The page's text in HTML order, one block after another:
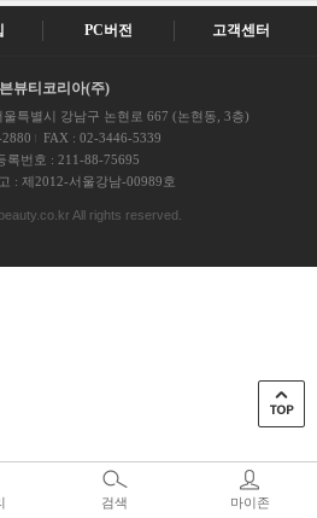
PC버전 고객센터
뷰티코리아(주)
울특별시 강남구 논현로 667 (논현동, 3층)
FAX : 02-3446-5339
록번호 : 211-88-75695
: 제2012-서울강남-00989호
All rights reserved.
검색 마이존